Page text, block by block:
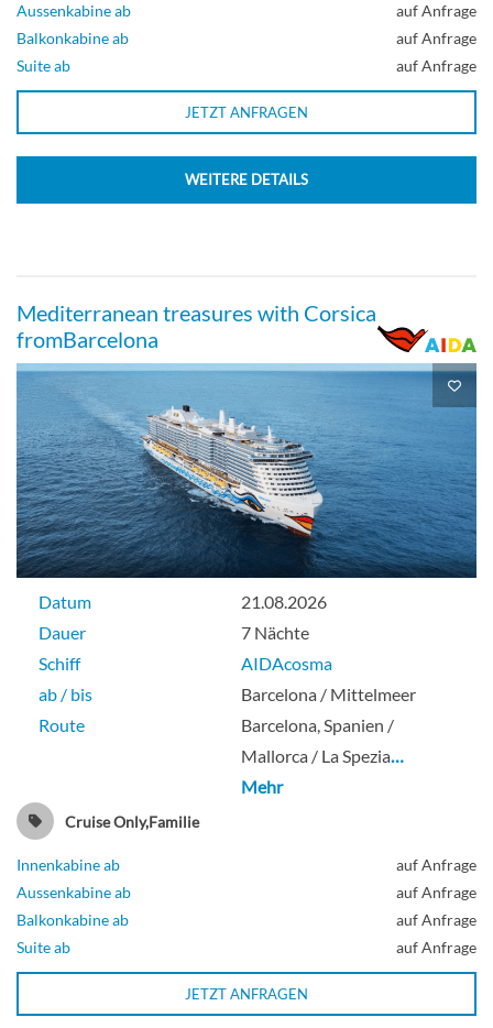
Sea view cabin-[MB]
Aussenkabine
Penthouse Suite-[PS]
Suite
Penthouse-Suite-[SA]
Suite
Premium-Suite-[SB]
Aussenkabine ab
auf Anfrage
Balkonkabine ab
auf Anfrage
Suite ab
auf Anfrage
JETZT ANFRAGEN
WEITERE DETAILS
Mediterranean treasures with Corsica
fromBarcelona
Datum
21.08.2026
Dauer
7 Nächte
Schiff
AIDAcosma
ab / bis
Barcelona / Mittelmeer
Route
Barcelona, Spanien /
Mallorca / La Spezia…
Mehr
Cruise Only,Familie
Innenkabine ab
auf Anfrage
Aussenkabine ab
auf Anfrage
Balkonkabine ab
auf Anfrage
Suite ab
auf Anfrage
JETZT ANFRAGEN